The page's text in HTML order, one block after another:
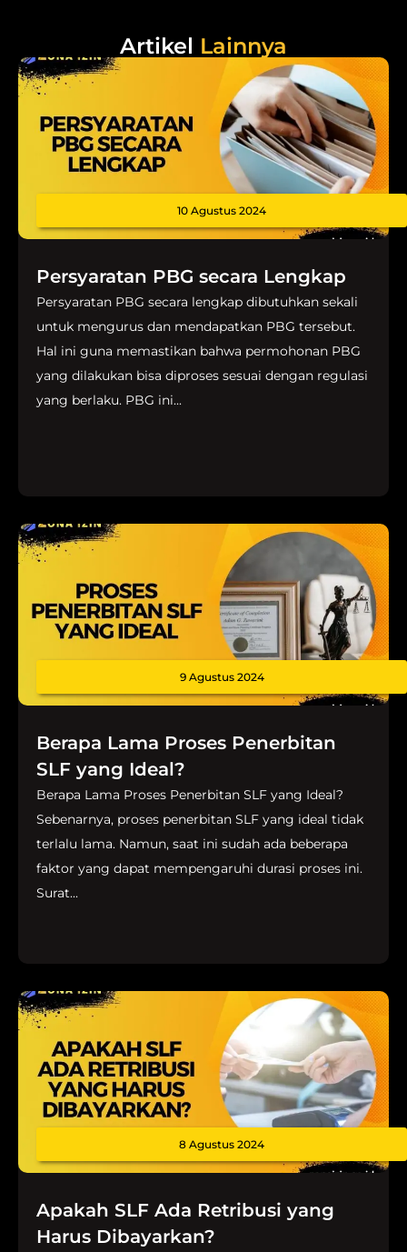
Artikel Lainnya
10 Agustus 2024
Persyaratan PBG secara Lengkap
Persyaratan PBG secara lengkap dibutuhkan sekali
untuk mengurus dan mendapatkan PBG tersebut.
Hal ini guna memastikan bahwa permohonan PBG
yang dilakukan bisa diproses sesuai dengan regulasi
yang berlaku. PBG ini...
9 Agustus 2024
Berapa Lama Proses Penerbitan
SLF yang Ideal?
Berapa Lama Proses Penerbitan SLF yang Ideal?
Sebenarnya, proses penerbitan SLF yang ideal tidak
terlalu lama. Namun, saat ini sudah ada beberapa
faktor yang dapat mempengaruhi durasi proses ini.
Surat...
8 Agustus 2024
Apakah SLF Ada Retribusi yang
Harus Dibayarkan?